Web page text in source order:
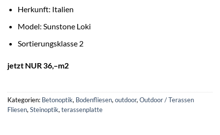
Herkunft: Italien
Model: Sunstone Loki
Sortierungsklasse 2
jetzt NUR 36,–m2
Kategorien: Betonoptik, Bodenfliesen, outdoor, Outdoor / Terassen
Fliesen, Steinoptik, terassenplatte